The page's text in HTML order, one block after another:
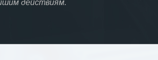
действиям.